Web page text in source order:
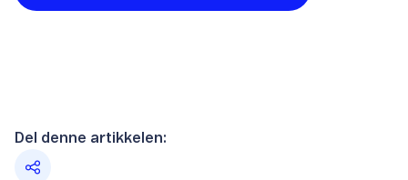
Del denne artikkelen: